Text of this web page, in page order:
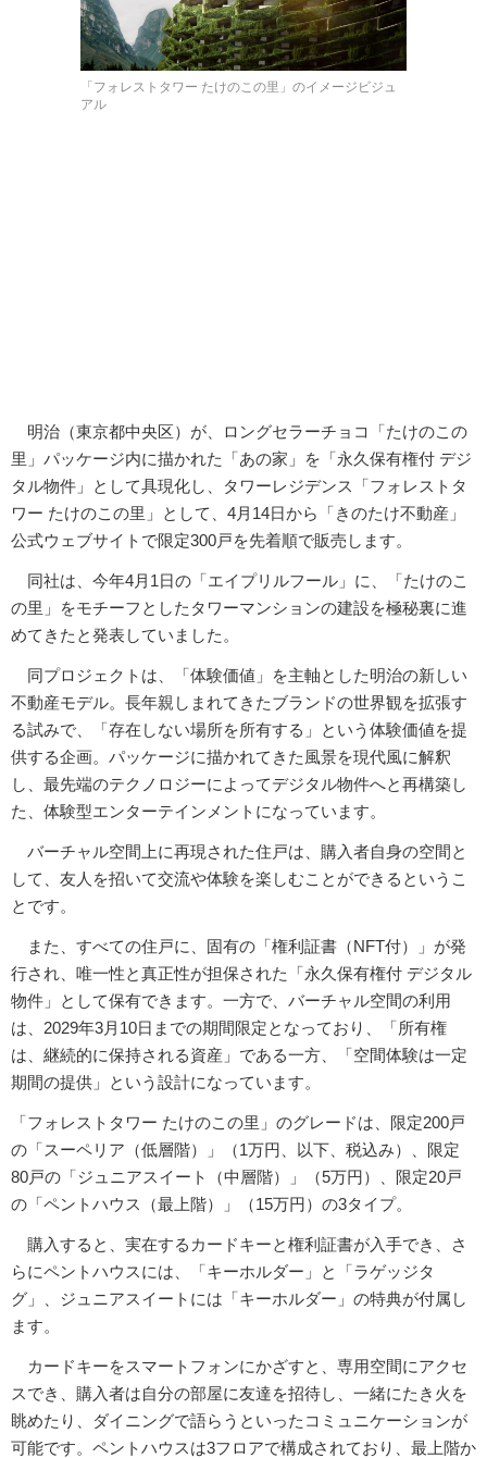
「フォレストタワー たけのこの里」のイメージビジュ
アル
明治（東京都中央区）が、ロングセラーチョコ「たけのこの
里」パッケージ内に描かれた「あの家」を「永久保有権付 デジ
タル物件」として具現化し、タワーレジデンス「フォレストタ
ワー たけのこの里」として、4月14日から「きのたけ不動産」
公式ウェブサイトで限定300戸を先着順で販売します。
同社は、今年4月1日の「エイプリルフール」に、「たけのこ
の里」をモチーフとしたタワーマンションの建設を極秘裏に進
めてきたと発表していました。
同プロジェクトは、「体験価値」を主軸とした明治の新しい
不動産モデル。長年親しまれてきたブランドの世界観を拡張す
る試みで、「存在しない場所を所有する」という体験価値を提
供する企画。パッケージに描かれてきた風景を現代風に解釈
し、最先端のテクノロジーによってデジタル物件へと再構築し
た、体験型エンターテインメントになっています。
バーチャル空間上に再現された住戸は、購入者自身の空間と
して、友人を招いて交流や体験を楽しむことができるというこ
とです。
また、すべての住戸に、固有の「権利証書（NFT付）」が発
行され、唯一性と真正性が担保された「永久保有権付 デジタル
物件」として保有できます。一方で、バーチャル空間の利用
は、2029年3月10日までの期間限定となっており、「所有権
は、継続的に保持される資産」である一方、「空間体験は一定
期間の提供」という設計になっています。
「フォレストタワー たけのこの里」のグレードは、限定200戸
の「スーペリア（低層階）」（1万円、以下、税込み）、限定
80戸の「ジュニアスイート（中層階）」（5万円）、限定20戸
の「ペントハウス（最上階）」（15万円）の3タイプ。
購入すると、実在するカードキーと権利証書が入手でき、さ
らにペントハウスには、「キーホルダー」と「ラゲッジタ
グ」、ジュニアスイートには「キーホルダー」の特典が付属し
ます。
カードキーをスマートフォンにかざすと、専用空間にアクセ
スでき、購入者は自分の部屋に友達を招待し、一緒にたき火を
眺めたり、ダイニングで語らうといったコミュニケーションが
可能です。ペントハウスは3フロアで構成されており、最上階か